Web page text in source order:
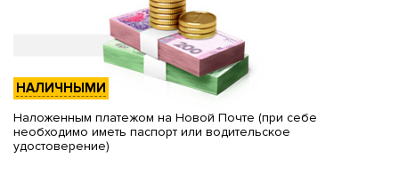
НАЛИЧНЫМИ
Наложенным платежом на Новой Почте (при себе
необходимо иметь паспорт или водительское
удостоверение)